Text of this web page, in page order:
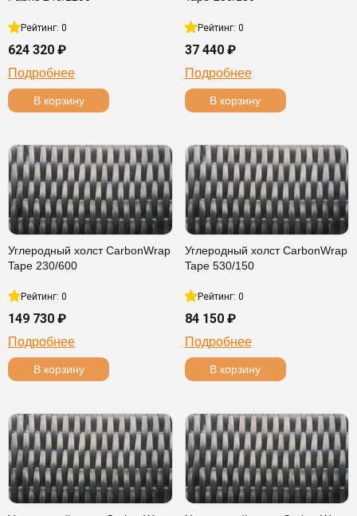
Рейтинг: 0
624 320 ₽
Подробнее
В корзину
Рейтинг: 0
37 440 ₽
Подробнее
В корзину
Углеродный холст CarbonWrap
Tape 230/600
Рейтинг: 0
149 730 ₽
Подробнее
В корзину
Углеродный холст CarbonWrap
Tape 530/150
Рейтинг: 0
84 150 ₽
Подробнее
В корзину